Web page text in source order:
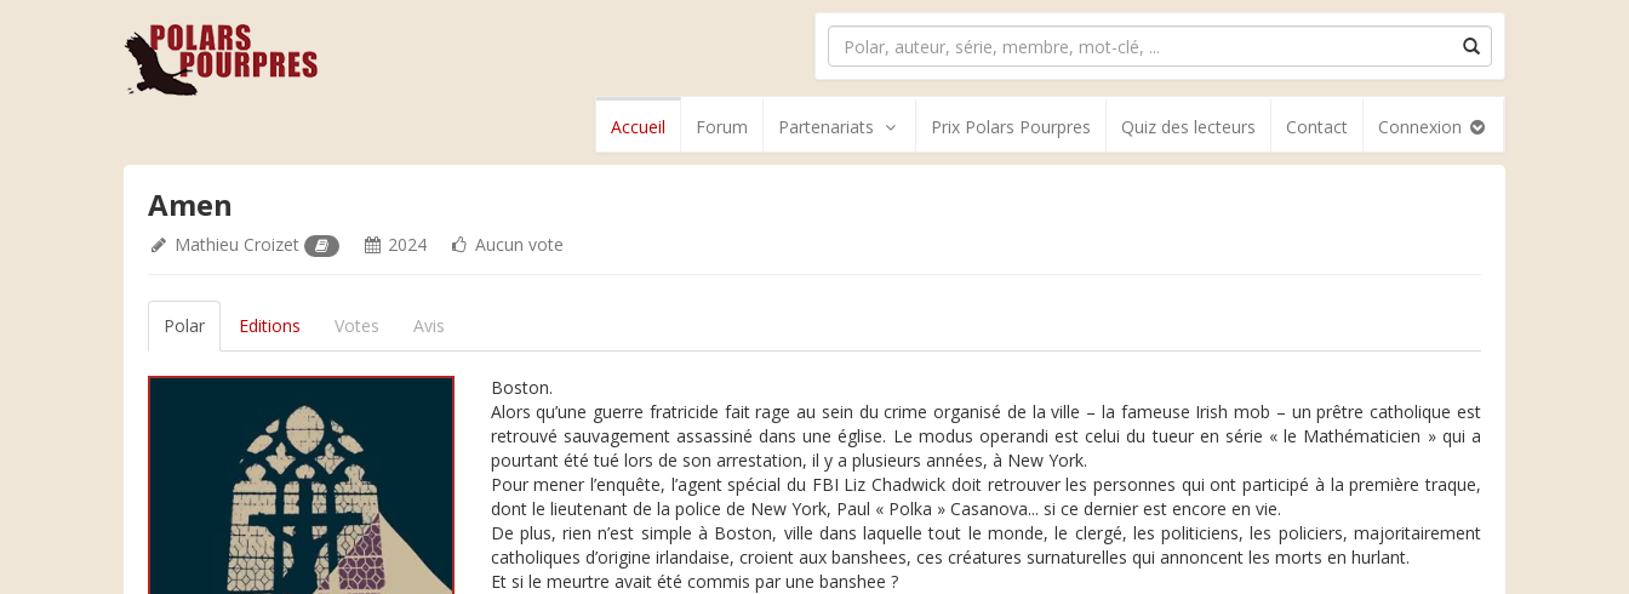
Accueil Forum Partenariats Prix Polars Pourpres Quiz des lecteurs Contact Connexion
Amen
Mathieu Croizet 2024 Aucun vote
Polar Editions Votes Avis
Boston.
Alors qu’une guerre fratricide fait rage au sein du crime organisé de la ville – la fameuse Irish mob – un prêtre catholique est
retrouvé sauvagement assassiné dans une église. Le modus operandi est celui du tueur en série « le Mathématicien » qui a
pourtant été tué lors de son arrestation, il y a plusieurs années, à New York.
Pour mener l’enquête, l’agent spécial du FBI Liz Chadwick doit retrouver les personnes qui ont participé à la première traque,
dont le lieutenant de la police de New York, Paul « Polka » Casanova... si ce dernier est encore en vie.
De plus, rien n’est simple à Boston, ville dans laquelle tout le monde, le clergé, les politiciens, les policiers, majoritairement
catholiques d’origine irlandaise, croient aux banshees, ces créatures surnaturelles qui annoncent les morts en hurlant.
Et si le meurtre avait été commis par une banshee ?